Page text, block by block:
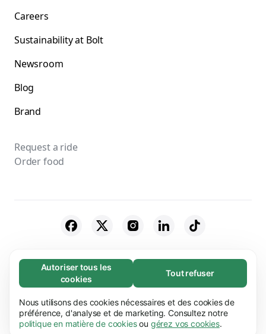
Nécessaires (65)
Les cookies nécessaires contribuent à rendre
notre site web utilisable en activant des
fonctions de base comme la navigation de page.
Le site web ne peut pas fonctionner
En savoir plus
Préférences (17)
Autoriser tous les
cookies
Tout refuser
Nous utilisons des cookies nécessaires et des cookies de
préférence, d'analyse et de marketing. Consultez notre
politique en matière de cookiesou gérez vos cookies.
Careers
Sustainability at Bolt
Newsroom
Blog
Brand
Request a ride
Order food
© 2026 Bolt Technology OÜ
Suppliers Terms & Conditions
Privacy
Cookies
Security